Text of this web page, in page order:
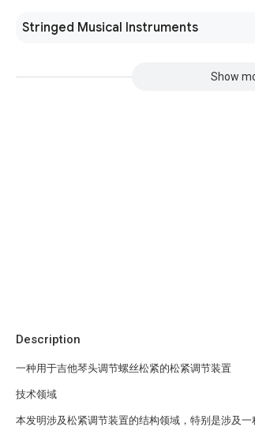
Stringed Musical Instruments
Show
Description
一种用于吉他琴头调节螺丝松紧的松紧调节装置
技术领域
本发明涉及松紧调节装置的结构领域，特别是涉及